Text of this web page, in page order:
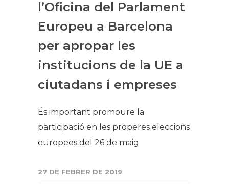
l’Oficina del Parlament
Europeu a Barcelona
per apropar les
institucions de la UE a
ciutadans i empreses
És important promoure la
participació en les properes eleccions
europees del 26 de maig
27 DE FEBRER DE 2019